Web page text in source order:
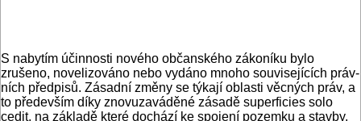
S nabytím účinnosti nového občanské­ho zákoníku bylo
zrušeno, novelizováno nebo vydáno mnoho souvisejících práv­
ních předpisů. Zásadní změny se týkají oblasti věcných práv, a
to především dí­ky znovuzaváděné zásadě superficies so­lo
cedit, na základě které dochází ke spo­jení pozemku a stavby.